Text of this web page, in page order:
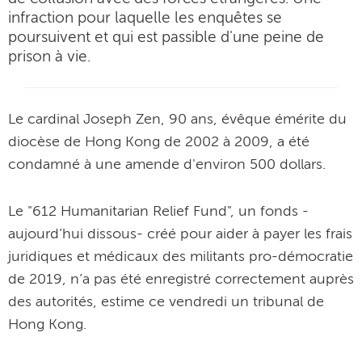
infraction pour laquelle les enquêtes se
poursuivent et qui est passible d'une peine de
prison à vie.
Le cardinal Joseph Zen, 90 ans, évêque émérite du
diocèse de Hong Kong de 2002 à 2009, a été
condamné à une amende d'environ 500 dollars.
Le "612 Humanitarian Relief Fund", un fonds -
aujourd’hui dissous- créé pour aider à payer les frais
juridiques et médicaux des militants pro-démocratie
de 2019, n’a pas été enregistré correctement auprès
des autorités, estime ce vendredi un tribunal de
Hong Kong.